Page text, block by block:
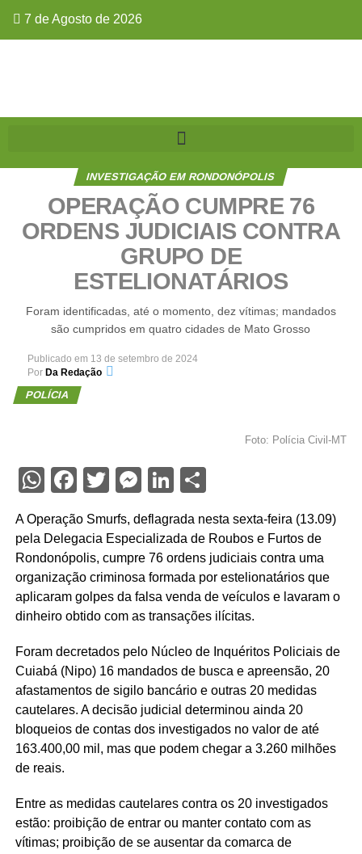
7 de Agosto de 2026
INVESTIGAÇÃO EM RONDONÓPOLIS
OPERAÇÃO CUMPRE 76
ORDENS JUDICIAIS CONTRA
GRUPO DE
ESTELIONATÁRIOS
Foram identificadas, até o momento, dez vítimas; mandados
são cumpridos em quatro cidades de Mato Grosso
Publicado em 13 de setembro de 2024
Por Da Redação
POLÍCIA
Foto: Polícia Civil-MT
WhatsApp
Facebook
Twitter
Messenger
LinkedIn
Share
A Operação Smurfs, deflagrada nesta sexta-feira (13.09)
pela Delegacia Especializada de Roubos e Furtos de
Rondonópolis, cumpre 76 ordens judiciais contra uma
organização criminosa formada por estelionatários que
aplicaram golpes da falsa venda de veículos e lavaram o
dinheiro obtido com as transações ilícitas.
Foram decretados pelo Núcleo de Inquéritos Policiais de
Cuiabá (Nipo) 16 mandados de busca e apreensão, 20
afastamentos de sigilo bancário e outras 20 medidas
cautelares. A decisão judicial determinou ainda 20
bloqueios de contas dos investigados no valor de até
163.400,00 mil, mas que podem chegar a 3.260 milhões
de reais.
Entre as medidas cautelares contra os 20 investigados
estão: proibição de entrar ou manter contato com as
vítimas; proibição de se ausentar da comarca de